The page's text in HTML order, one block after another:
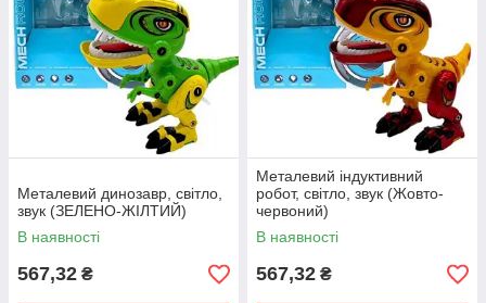
Металевий динозавр, світло,
звук (ЗЕЛЕНО-ЖІЛТИЙ)
В наявності
567,32 ₴
Металевий індуктивний
робот, світло, звук (Жовто-
червоний)
В наявності
567,32 ₴